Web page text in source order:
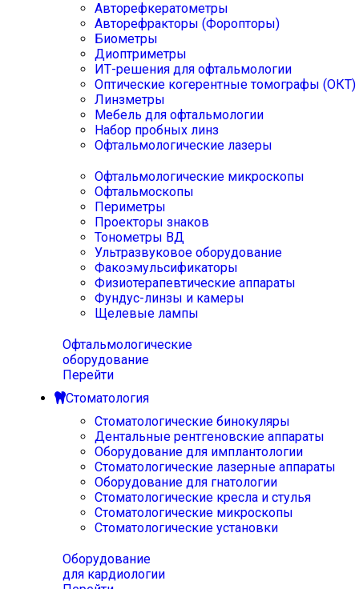
Авторефкератометры
Авторефракторы (Форопторы)
Биометры
Диоптриметры
ИТ-решения для офтальмологии
Оптические когерентные томографы (ОКТ)
Линзметры
Мебель для офтальмологии
Набор пробных линз
Офтальмологические лазеры
Офтальмологические микроскопы
Офтальмоскопы
Периметры
Проекторы знаков
Тонометры ВД
Ультразвуковое оборудование
Факоэмульсификаторы
Физиотерапевтические аппараты
Фундус-линзы и камеры
Щелевые лампы
Офтальмологические
оборудование
Перейти
Стоматология
Стоматологические бинокуляры
Дентальные рентгеновские аппараты
Оборудование для имплантологии
Стоматологические лазерные аппараты
Оборудование для гнатологии
Стоматологические кресла и стулья
Стоматологические микроскопы
Стоматологические установки
Оборудование
для кардиологии